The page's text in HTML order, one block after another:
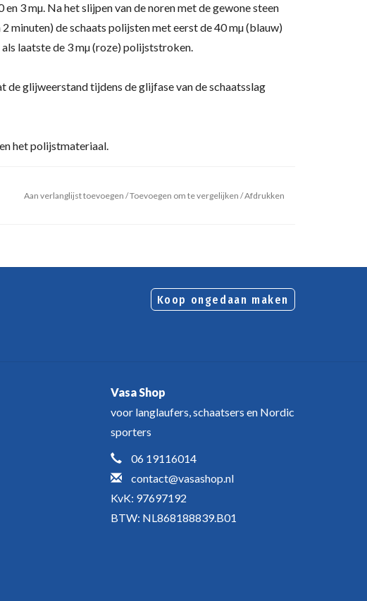
3 mµ. Na het slijpen van de noren met de gewone steen
minuten) de schaats polijsten met eerst de 40 mµ (blauw)
laatste de 3 mµ (roze) polijststroken.
de glijweerstand tijdens de glijfase van de schaatsslag
het polijstmateriaal.
Aan verlanglijst toevoegen /Toevoegen om te vergelijken /Afdrukken
Koop ongedaan maken
Vasa Shop
voor langlaufers, schaatsers en Nordic
sporters
06 19116014
contact@vasashop.nl
KvK: 97697192
BTW: NL868188839.B01